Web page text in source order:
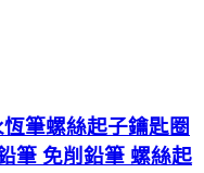
筆螺絲起子鑰匙圈
筆 免削鉛筆 螺絲起